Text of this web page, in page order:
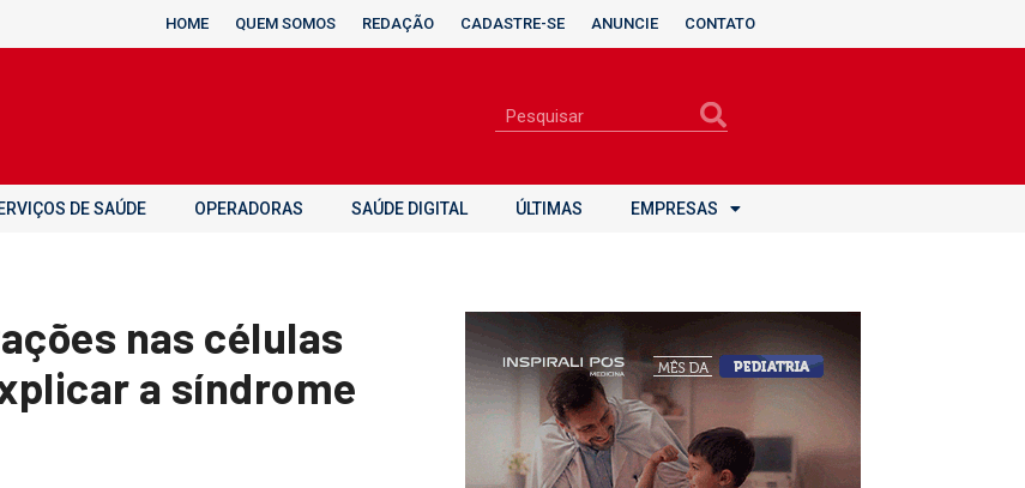
HOME QUEM SOMOS REDAÇÃO CADASTRE-SE ANUNCIE CONTATO
DE SAÚDE OPERADORAS SAÚDE DIGITAL ÚLTIMAS EMPRESAS
nas células
a síndrome